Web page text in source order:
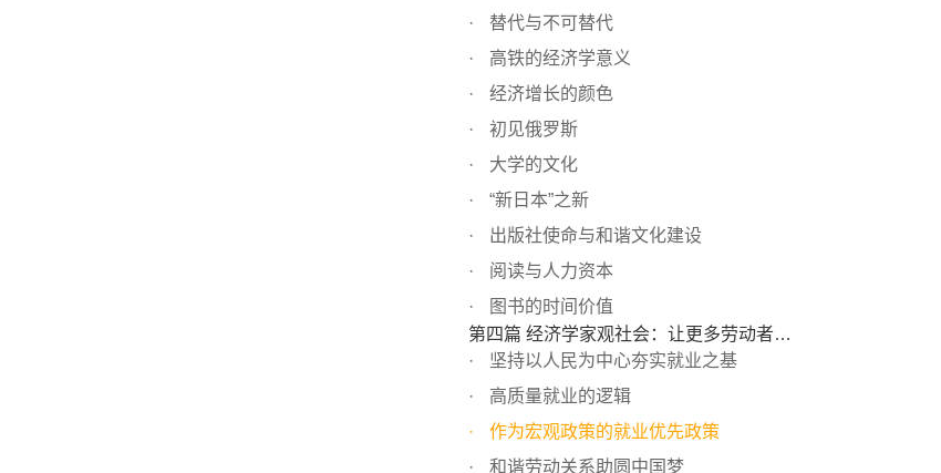
替代与不可替代
高铁的经济学意义
经济增长的颜色
初见俄罗斯
大学的文化
“新日本”之新
出版社使命与和谐文化建设
阅读与人力资本
图书的时间价值
第四篇 经济学家观社会：让更多劳动者成为创业者
坚持以人民为中心夯实就业之基
高质量就业的逻辑
作为宏观政策的就业优先政策
和谐劳动关系助圆中国梦